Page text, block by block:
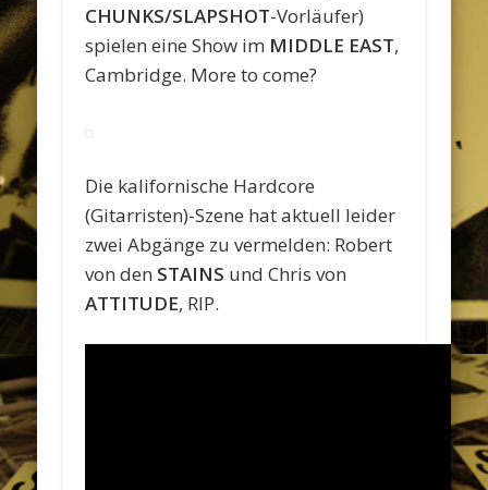
CHUNKS/SLAPSHOT-Vorläufer)
spielen eine Show im MIDDLE EAST,
Cambridge. More to come?
Die kalifornische Hardcore
(Gitarristen)-Szene hat aktuell leider
zwei Abgänge zu vermelden: Robert
von den STAINS und Chris von
ATTITUDE, RIP.